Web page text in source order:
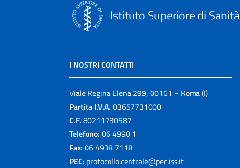
Istituto Superiore di Sanità
I NOSTRI CONTATTI
Viale Regina Elena 299, 00161 – Roma (I)
Partita I.V.A. 03657731000
C.F. 80211730587
Telefono: 06 4990 1
Fax: 06 4938 7118
PEC: protocollo.centrale@pec.iss.it